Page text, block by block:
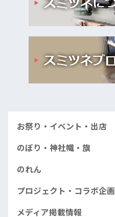
お祭り・イベント・出店
のぼり・神社幟・旗
のれん
プロジェクト・コラボ企画
メディア掲載情報